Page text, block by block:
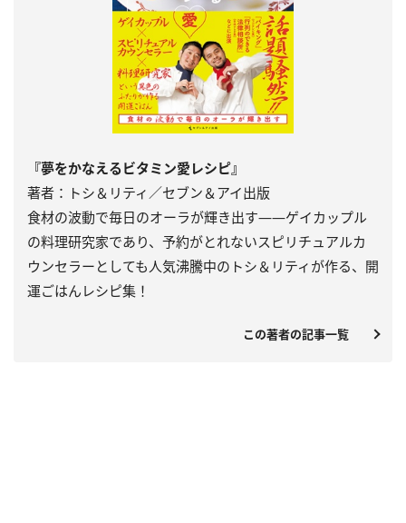
『夢をかなえるビタミン愛レシピ』
著者：トシ＆リティ／セブン＆アイ出版
食材の波動で毎日のオーラが輝き出す――ゲイカップル
の料理研究家であり、予約がとれないスピリチュアルカ
ウンセラーとしても人気沸騰中のトシ＆リティが作る、開
運ごはんレシピ集！
この著者の記事一覧